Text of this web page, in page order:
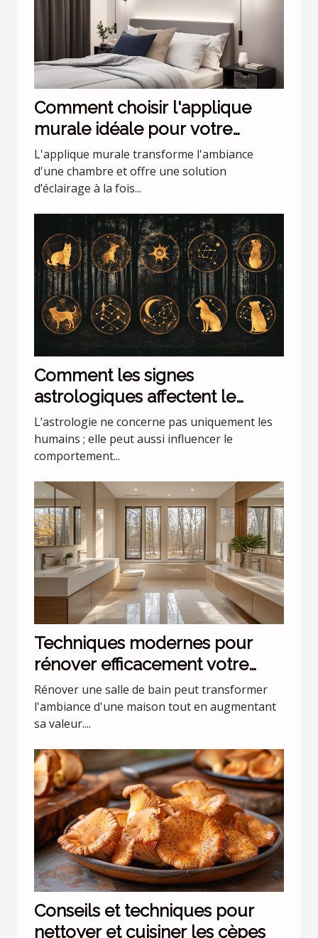
Comment choisir l'applique
murale idéale pour votre
chambre
L'applique murale transforme l'ambiance
d'une chambre et offre une solution
d’éclairage à la fois...
Comment les signes
astrologiques affectent le
comportement de nos animaux
domestiques
L’astrologie ne concerne pas uniquement les
humains ; elle peut aussi influencer le
comportement...
Techniques modernes pour
rénover efficacement votre
salle de bain
Rénover une salle de bain peut transformer
l'ambiance d'une maison tout en augmentant
sa valeur....
Conseils et techniques pour
nettoyer et cuisiner les cèpes